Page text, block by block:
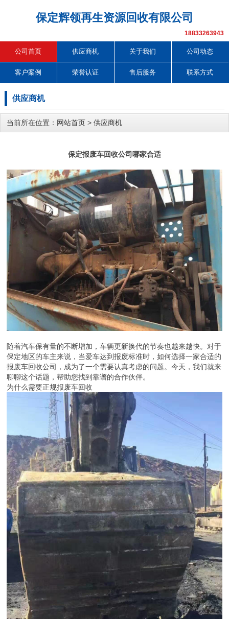
保定辉领再生资源回收有限公司
18833263943
公司首页 供应商机 关于我们 公司动态
客户案例 荣誉认证 售后服务 联系方式
供应商机
当前所在位置： 网站首页 > 供应商机
保定报废车回收公司哪家合适
随着汽车保有量的不断增加，车辆更新换代的节奏也越来越快。对于
保定地区的车主来说，当爱车达到报废标准时，如何选择一家合适的
报废车回收公司，成为了一个需要认真考虑的问题。今天，我们就来
聊聊这个话题，帮助您找到靠谱的合作伙伴。
为什么需要正规报废车回收